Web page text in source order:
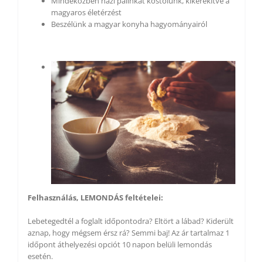
magyaros életérzést
Beszélünk a magyar konyha hagyományairól
Felhasználás, LEMONDÁS feltételei:
Lebetegedtél a foglalt időpontodra? Eltört a lábad? Kiderült
aznap, hogy mégsem érsz rá? Semmi baj! Az ár tartalmaz 1
időpont áthelyezési opciót 10 napon belüli lemondás
esetén.